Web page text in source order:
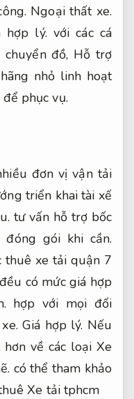
Ngoại thất xe.
hợp lý. với các cá
đồ, Hỗ trợ
nhỏ linh hoạt
phục vụ.
đơn vị vận tải
triển khai tài xế
tư vấn hỗ trợ bốc
đóng gói khi cần.
thuê xe tải quận 7
có mức giá hợp
hợp với mọi đối
Giá hợp lý. Nếu
về các loại Xe
có thể tham khảo
Xe tải tphcm